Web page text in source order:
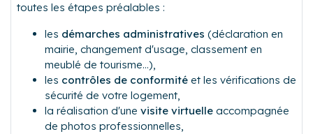
toutes les étapes préalables :
les démarches administratives (déclaration en
mairie, changement d'usage, classement en
meublé de tourisme…),
les contrôles de conformité et les vérifications de
sécurité de votre logement,
la réalisation d'une visite virtuelle accompagnée
de photos professionnelles,